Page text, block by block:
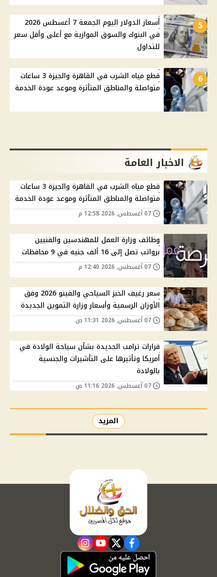
5
أسعار الدولار اليوم الجمعة 7 أغسطس 2026
في البنوك والسوق الموازية مع أعلى وأقل سعر
للتداول
6
قطع مياه الشرب في القاهرة والجيزة 3 ساعات
متواصلة والمناطق المتأثرة وموعد عودة الخدمة
الاخبار العامة
قطع مياه الشرب في القاهرة والجيزة 3 ساعات
متواصلة والمناطق المتأثرة وموعد عودة الخدمة
وظائف وزارة العمل للمهندسين والفنيين
برواتب تصل إلى 16 ألف جنيه في 9 محافظات
سعر رغيف الخبز السياحي والفينو 2026 وفق
الأوزان الرسمية وأسعار وزارة التموين الجديدة
قرارات ترامب الجديدة بشأن سياحة الولادة في
أمريكا وتأثيرها على التأشيرات والجنسية
بالولادة
المزيد
facebook
twitter
youtube
instagram